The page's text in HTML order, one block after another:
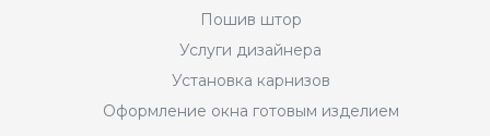
Пошив штор
Услуги дизайнера
Установка карнизов
Оформление окна готовым изделием